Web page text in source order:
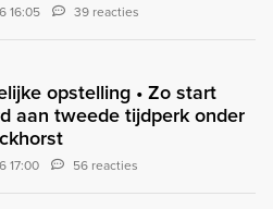
16:05 39 reacties
opstelling • Zo start
aan tweede tijdperk onder
17:00 56 reacties